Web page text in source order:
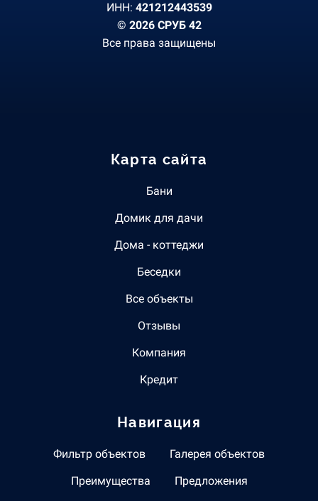
ИНН: 421212443539
© 2026 СРУБ 42
Все права защищены
Карта сайта
Бани
Домик для дачи
Дома - коттеджи
Беседки
Все объекты
Отзывы
Компания
Кредит
Навигация
Фильтр объектов
Галерея объектов
Преимущества
Предложения